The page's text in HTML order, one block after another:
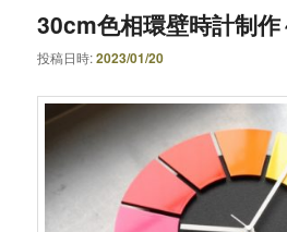
30cm色相環壁時計制作
投稿日時:2023/01/20